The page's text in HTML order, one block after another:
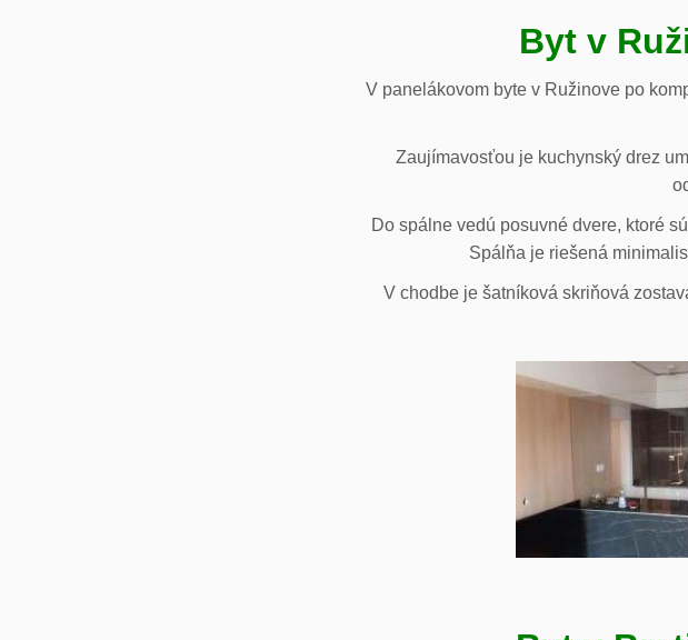
Byt v
V panelákovom byte v Ružinove po
Zaujímavosťou je kuchynský drez
Do spálne vedú posuvné dvere, ktoré
Spálňa je riešená
V chodbe je šatníková skriňová